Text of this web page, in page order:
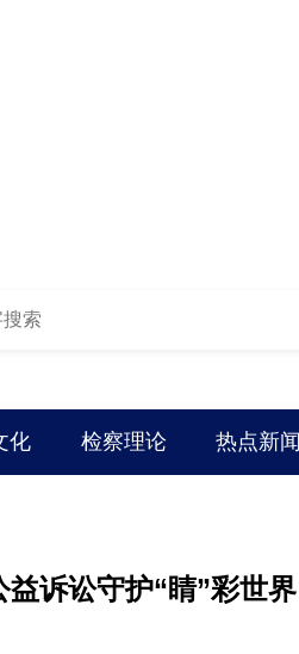
化 检察理论 热点新闻
益诉讼守护“睛”彩世界